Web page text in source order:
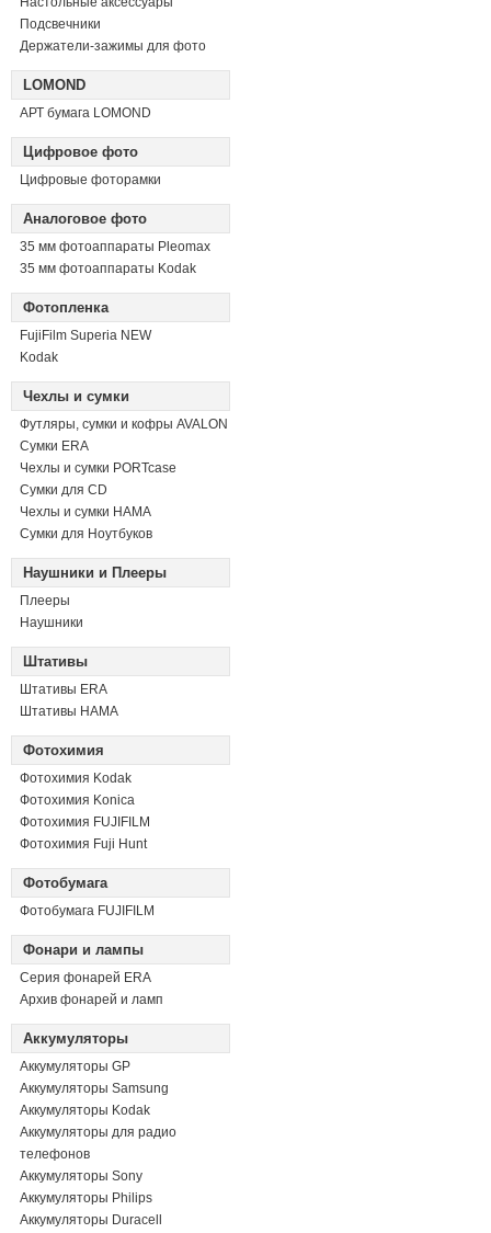
Подсвечники
Держатели-зажимы для фото
LOMOND
АРТ бумага LOMOND
Цифровое фото
Цифровые фоторамки
Аналоговое фото
35 мм фотоаппараты Pleomax
35 мм фотоаппараты Kodak
Фотопленка
FujiFilm Superia NEW
Kodak
Чехлы и сумки
Футляры, сумки и кофры AVALON
Сумки ERA
Чехлы и сумки PORTcase
Сумки для CD
Чехлы и сумки HAMA
Сумки для Ноутбуков
Наушники и Плееры
Плееры
Наушники
Штативы
Штативы ERA
Штативы HAMA
Фотохимия
Фотохимия Kodak
Фотохимия Konica
Фотохимия FUJIFILM
Фотохимия Fuji Hunt
Фотобумага
Фотобумага FUJIFILM
Фонари и лампы
Серия фонарей ERA
Архив фонарей и ламп
Аккумуляторы
Аккумуляторы GP
Аккумуляторы Samsung
Аккумуляторы Kodak
Аккумуляторы для радио
телефонов
Аккумуляторы Sony
Аккумуляторы Philips
Аккумуляторы Duracell